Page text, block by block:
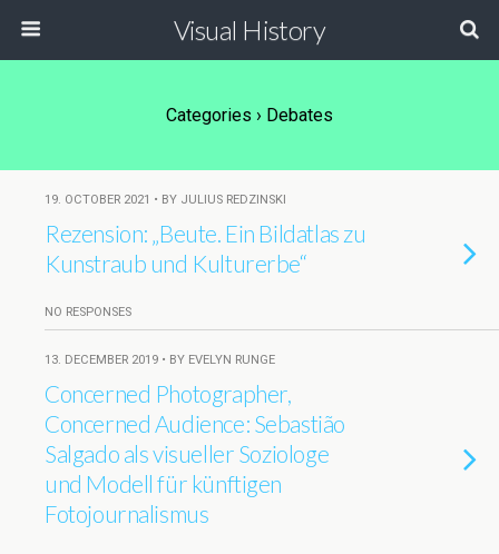
Visual History
Categories › Debates
19. OCTOBER 2021 • BY JULIUS REDZINSKI
Rezension: „Beute. Ein Bildatlas zu
Kunstraub und Kulturerbe“
NO RESPONSES
13. DECEMBER 2019 • BY EVELYN RUNGE
Concerned Photographer,
Concerned Audience: Sebastião
Salgado als visueller Soziologe
und Modell für künftigen
Fotojournalismus